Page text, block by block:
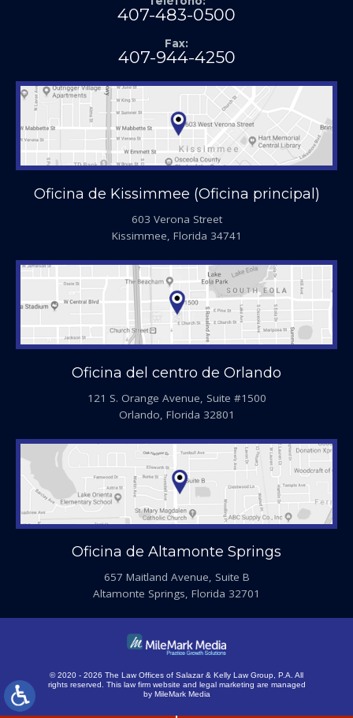
407-483-0500
Fax:
407-944-4250
Oficina de Kissimmee (Oficina principal)
603 Verona Street
Kissimmee, Florida 34741
Oficina del centro de Orlando
121 S. Orange Avenue, Suite #1500
Orlando, Florida 32801
Oficina de Altamonte Springs
657 Maitland Avenue, Suite B
Altamonte Springs, Florida 32701
© 2020 - 2026 The Law Offices of Salazar & Kelly Law Group, P.A. All
rights reserved.
This law firm website and legal marketing are managed
by MileMark Media